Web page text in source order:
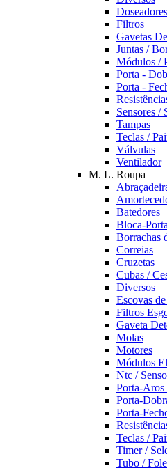
Filtros
Gavetas
Juntas /
Módulos /
Porta -
Porta -
Sensores /
Tampas
Teclas /
Válvulas
Ventilador
M. L. Roupa
Batedores
Bloca-
Borrachas
Correias
Cruzetas
Cubas /
Diversos
Escovas
Filtros
Gaveta
Molas
Motores
Módulos
Ntc /
Porta-
Porta-
Porta-
Teclas /
Timer /
Tubo /